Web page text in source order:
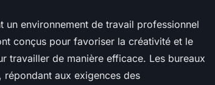
un environnement de travail professionnel
conçus pour favoriser la créativité et le
travailler de manière efficace. Les bureaux
aux exigences des